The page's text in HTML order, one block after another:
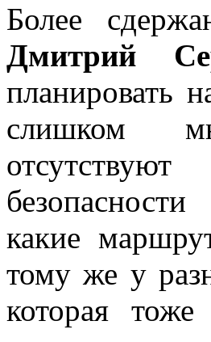
Более
Дмитрий
планировать
слишком
какие
тому же у
которая